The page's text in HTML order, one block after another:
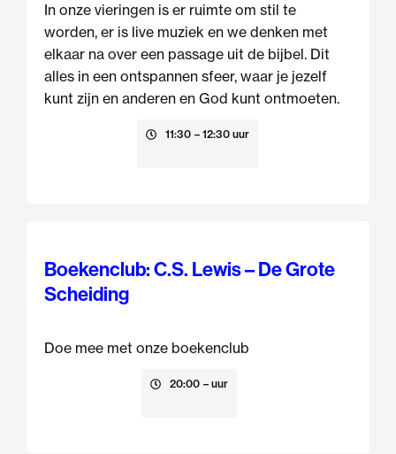
In onze vieringen is er ruimte om stil te
worden, er is live muziek en we denken met
elkaar na over een passage uit de bijbel. Dit
alles in een ontspannen sfeer, waar je jezelf
kunt zijn en anderen en God kunt ontmoeten.
11:30 – 12:30 uur
Boekenclub: C.S. Lewis – De Grote
Scheiding
Doe mee met onze boekenclub
20:00 – uur